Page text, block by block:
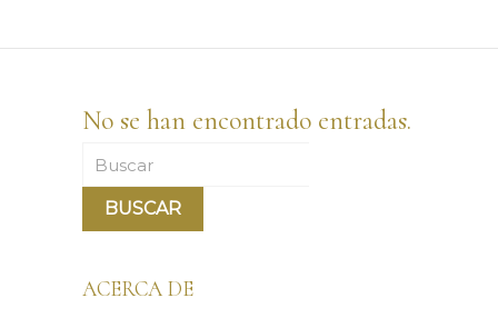
No se han encontrado entradas.
ACERCA DE